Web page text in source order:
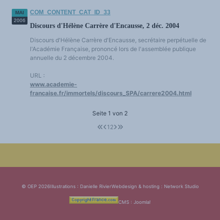
MAI
2006
COM_CONTENT_CAT_ID_33
Discours d'Hélène Carrère d'Encausse, 2 déc. 2004
Discours d'Hélène Carrère d'Encausse, secrétaire perpétuelle de
l'Académie Française, prononcé lors de l'assemblée publique
annuelle du 2 décembre 2004.
URL :
www.academie-
francaise.fr/immortels/discours_SPA/carrere2004.html
Seite 1 von 2
1 2
© OEP 2026Illustrations : Danielle RivierWebdesign & hosting : Network Studio
CMS : Joomla!